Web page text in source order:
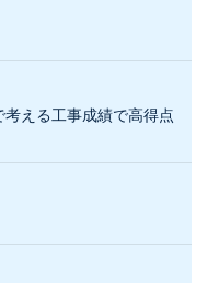
考える工事成績で高得点